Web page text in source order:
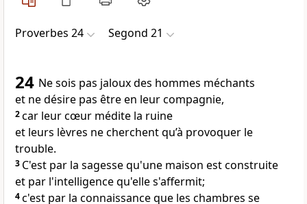
Proverbes 24 Segond 21
24 Ne sois pas jaloux des hommes méchants
et ne désire pas être en leur compagnie,
2car leur cœur médite la ruine
et leurs lèvres ne cherchent qu’à provoquer le
trouble.
3 C'est par la sagesse qu'une maison est construite
et par l'intelligence qu'elle s'affermit;
4c'est par la connaissance que les chambres se